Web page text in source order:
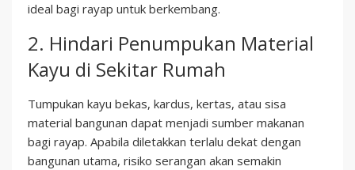
ideal bagi rayap untuk berkembang.
2. Hindari Penumpukan Material
Kayu di Sekitar Rumah
Tumpukan kayu bekas, kardus, kertas, atau sisa
material bangunan dapat menjadi sumber makanan
bagi rayap. Apabila diletakkan terlalu dekat dengan
bangunan utama, risiko serangan akan semakin